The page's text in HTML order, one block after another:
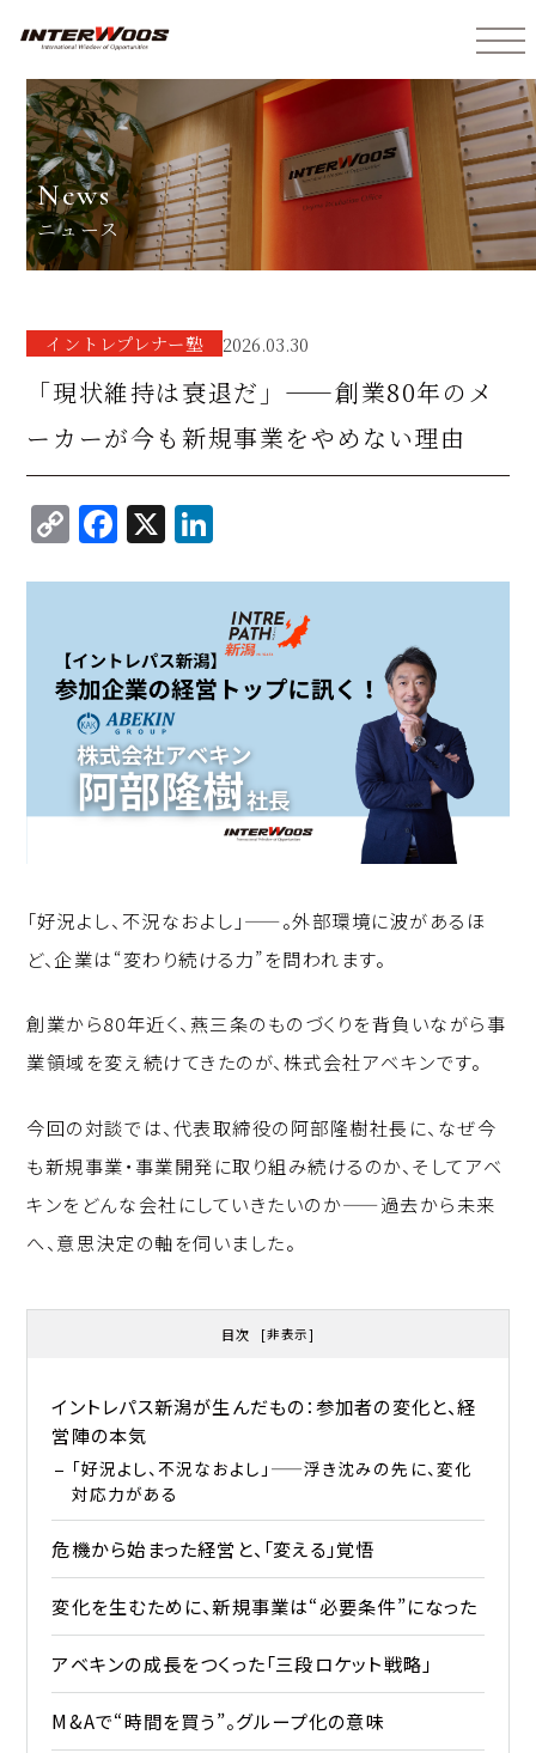
news
ニュース
イントレプレナー塾 2026.03.30
「現状維持は衰退だ」——創業80年のメ
ーカーが今も新規事業をやめない理由
C
o
p
y
Li
n
k
F
a
c
e
b
o
o
k
X
k
e
d
I
n
「好況よし、不況なおよし」——。外部環境に波があるほ
ど、企業は“変わり続ける力”を問われます。
創業から80年近く、燕三条のものづくりを背負いながら事
業領域を変え続けてきたのが、株式会社アベキンです。
今回の対談では、代表取締役の阿部隆樹社長に、なぜ今
も新規事業・事業開発に取り組み続けるのか、そしてアベ
キンをどんな会社にしていきたいのか——過去から未来
へ、意思決定の軸を伺いました。
目次 [非表示]
イントレパス新潟が生んだもの：参加者の変化と、経
営陣の本気
「好況よし、不況なおよし」——浮き沈みの先に、変化
対応力がある
危機から始まった経営と、「変える」覚悟
変化を生むために、新規事業は“必要条件”になった
アベキンの成長をつくった「三段ロケット戦略」
M&Aで“時間を買う”。グループ化の意味